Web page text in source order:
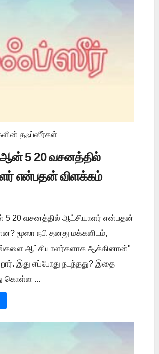
தஃப்ஸீர்கள்
5 20 வசனத்தில்
என்பதன் விளக்கம்
5 20 வசனத்தில் ஆட்சியாளர் என்பதன்
மூஸா நபி தனது மக்களிடம்,
ஆட்சியாளர்களாக ஆக்கினான்"
இது எப்போது நடந்தது? இதை
கொள்ள ...